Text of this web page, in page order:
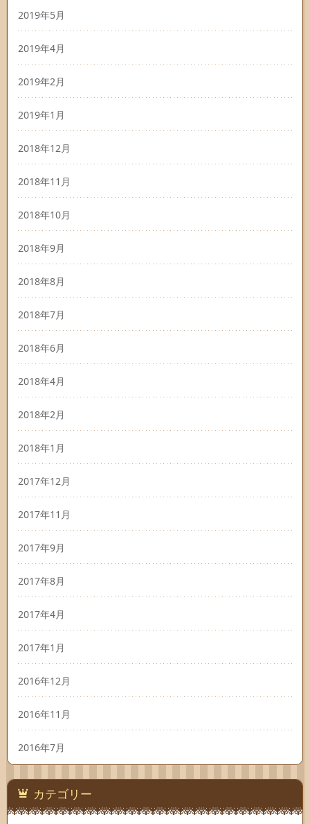
2019年5月
2019年4月
2019年2月
2019年1月
2018年12月
2018年11月
2018年10月
2018年9月
2018年8月
2018年7月
2018年6月
2018年4月
2018年2月
2018年1月
2017年12月
2017年11月
2017年9月
2017年8月
2017年4月
2017年1月
2016年12月
2016年11月
2016年7月
カテゴリー